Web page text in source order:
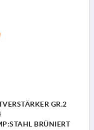
GR.2
BRÜNIERT